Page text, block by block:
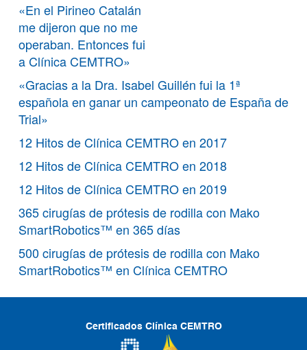
«En el Pirineo Catalán
me dijeron que no me
operaban. Entonces fui
a Clínica CEMTRO»
«Gracias a la Dra. Isabel Guillén fui la 1ª
española en ganar un campeonato de España de
Trial»
12 Hitos de Clínica CEMTRO en 2017
12 Hitos de Clínica CEMTRO en 2018
12 Hitos de Clínica CEMTRO en 2019
365 cirugías de prótesis de rodilla con Mako
SmartRobotics™ en 365 días
500 cirugías de prótesis de rodilla con Mako
SmartRobotics™ en Clínica CEMTRO
Certificados Clínica CEMTRO